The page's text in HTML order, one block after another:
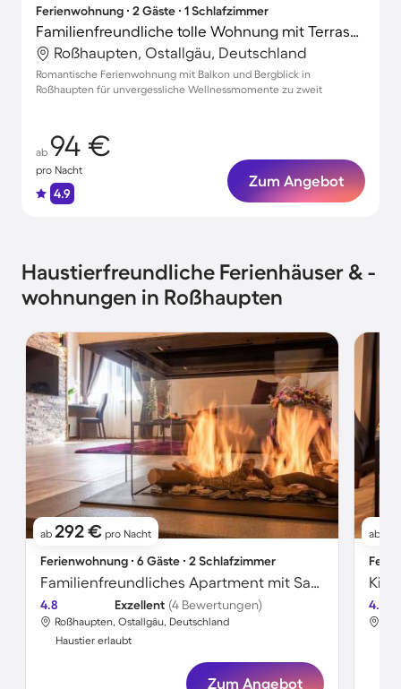
Ferienwohnung ∙ 2 Gäste ∙ 1 Schlafzimmer
Familienfreundliche tolle Wohnung mit Terrasse und Grill | Gartenblick
Roßhaupten, Ostallgäu, Deutschland
Romantische Ferienwohnung mit Balkon und Bergblick in
Roßhaupten für unvergessliche Wellnessmomente zu zweit
ab 94 €
pro Nacht
4.9
Zum Angebot
Haustierfreundliche Ferienhäuser & -
wohnungen in Roßhaupten
ab 292 € pro Nacht
Ferienwohnung ∙ 6 Gäste ∙ 2 Schlafzimmer
Familienfreundliches Apartment mit Sauna und Pool | Panoramablick | Perfekt für die Arbeit von Zuhause | Haustierfreundlich
4.8 Exzellent (4 Bewertungen)
Roßhaupten, Ostallgäu, Deutschland
Haustier erlaubt
Zum Angebot
ab
4.8